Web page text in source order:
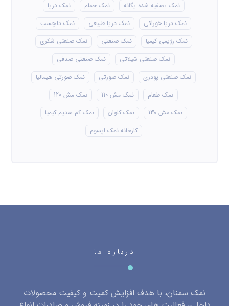
نمک تصفیه شده یگانه
نمک حمام
نمک دریا
نمک دریا خوراکی
نمک دریا طبیعی
نمک دلچسب
نمک رژیمی کیمیا
نمک صنعتی
نمک صنعتی شکری
نمک صنعتی شیلاتی
نمک صنعتی صدفی
نمک صنعتی پودری
نمک صورتی
نمک صورتی هیمالیا
نمک طعام
نمک مش 110
نمک مش 120
نمک مش 130
نمک کلوان
نمک کم سدیم کیمیا
کارخانه نمک اپسوم
درباره ما
نمک سمنان، با هدف افزایش کمیت و کیفیت محصولات